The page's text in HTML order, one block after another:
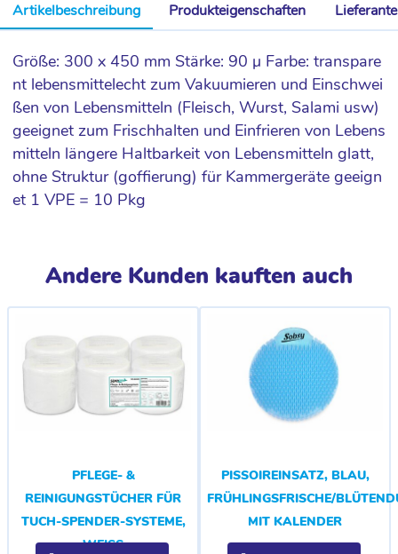
Artikelbeschreibung Produkteigenschaften
Größe: 300 x 450 mm Stärke: 90 µ Farbe: transpare
nt lebensmittelecht zum Vakuumieren und Einschwei
ßen von Lebensmitteln (Fleisch, Wurst, Salami usw)
geeignet zum Frischhalten und Einfrieren von Lebens
mitteln längere Haltbarkeit von Lebensmitteln glatt,
ohne Struktur (goffierung) für Kammergeräte geeign
et 1 VPE = 10 Pkg
Andere Kunden kauften auch
PFLEGE- &
REINIGUNGSTÜCHER FÜR
TUCH-SPENDER-SYSTEME,
WEISS
PISSOIREINSATZ, BLAU,
FRÜHLINGSFRISCHE/
MIT KALENDER